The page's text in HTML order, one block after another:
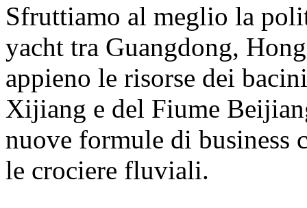
Sfruttiamo al meglio la
yacht tra Guangdong,
appieno le risorse dei
Xijiang e del Fiume
nuove formule di business
le crociere fluviali.